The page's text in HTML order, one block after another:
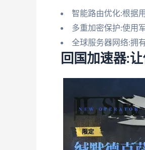
智能路由优化:根据
多重加密保护:使用
全球服务器网络:拥
回国加速器: